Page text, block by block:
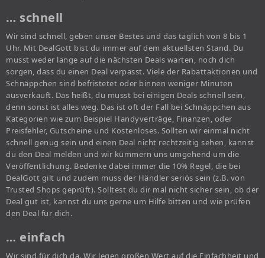
… schnell
Wir sind schnell, geben unser Bestes und das täglich von 8 bis 1
Uhr. Mit DealGott bist du immer auf dem aktuellsten Stand. Du
musst weder lange auf die nächsten Deals warten, noch dich
sorgen, dass du einen Deal verpasst. Viele der Rabattaktionen und
Schnäppchen sind befristetet oder binnen weniger Minuten
ausverkauft. Das heißt, du musst bei einigen Deals schnell sein,
denn sonst ist alles weg. Das ist oft der Fall bei Schnäppchen aus
Kategorien wie zum Beispiel Handyverträge, Finanzen, oder
Preisfehler, Gutscheine und Kostenloses. Sollten wir einmal nicht
schnell genug sein und einen Deal nicht rechtzeitig sehen, kannst
du den Deal melden und wir kümmern uns umgehend um die
Veröffentlichung. Bedenke dabei immer die 10% Regel, die bei
DealGott gilt und zudem muss der Händler seriös sein (z.B. von
Trusted Shops geprüft). Solltest du dir mal nicht sicher sein, ob der
Deal gut ist, kannst du uns gerne um Hilfe bitten und wie prüfen
den Deal für dich.
… einfach
Wir sind für dich da. Wir legen großen Wert auf die Einfachheit und